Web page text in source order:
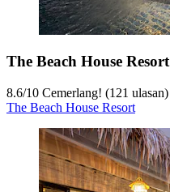
The Beach House Resort
8.6/10 Cemerlang! (121 ulasan)
The Beach House Resort